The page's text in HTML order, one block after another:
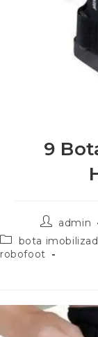
9
admin
bota
robofoot